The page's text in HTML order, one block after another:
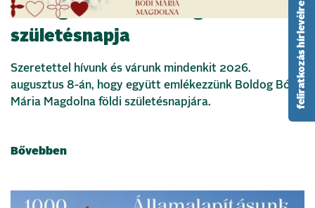
Boldog Bódi Mária Magdolna földi
születésnapja
Szeretettel hívunk és várunk mindenkit 2026.
augusztus 8-án, hogy együtt emlékezzünk Boldog Bódi
Mária Magdolna földi születésnapjára.
Bővebben
feliratkozás hírlevélre